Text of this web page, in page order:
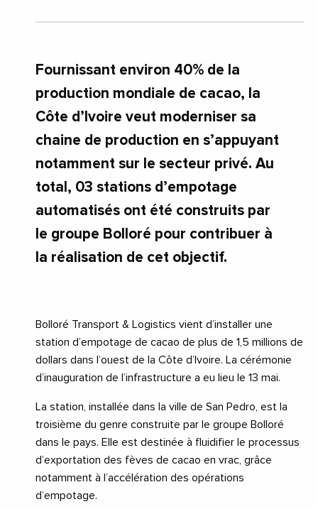
Fournissant environ 40% de la
production mondiale de cacao, la
Côte d’Ivoire veut moderniser sa
chaine de production en s’appuyant
notamment sur le secteur privé. Au
total, 03 stations d’empotage
automatisés ont été construits par
le groupe Bolloré pour contribuer à
la réalisation de cet objectif.
Bolloré Transport & Logistics vient d’installer une
station d’empotage de cacao de plus de 1,5 millions de
dollars dans l’ouest de la Côte d’Ivoire. La cérémonie
d’inauguration de l’infrastructure a eu lieu le 13 mai.
La station, installée dans la ville de San Pedro, est la
troisième du genre construite par le groupe Bolloré
dans le pays. Elle est destinée à fluidifier le processus
d’exportation des fèves de cacao en vrac, grâce
notamment à l’accélération des opérations
d’empotage.